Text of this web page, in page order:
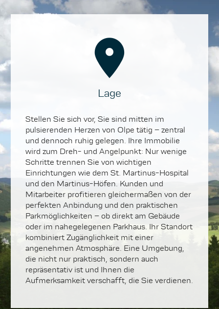
Lage
Stellen Sie sich vor, Sie sind mitten im
pulsierenden Herzen von Olpe tätig – zentral
und dennoch ruhig gelegen. Ihre Immobilie
wird zum Dreh- und Angelpunkt: Nur wenige
Schritte trennen Sie von wichtigen
Einrichtungen wie dem St. Martinus-Hospital
und den Martinus-Höfen. Kunden und
Mitarbeiter profitieren gleichermaßen von der
perfekten Anbindung und den praktischen
Parkmöglichkeiten – ob direkt am Gebäude
oder im nahegelegenen Parkhaus. Ihr Standort
kombiniert Zugänglichkeit mit einer
angenehmen Atmosphäre. Eine Umgebung,
die nicht nur praktisch, sondern auch
repräsentativ ist und Ihnen die
Aufmerksamkeit verschafft, die Sie verdienen.